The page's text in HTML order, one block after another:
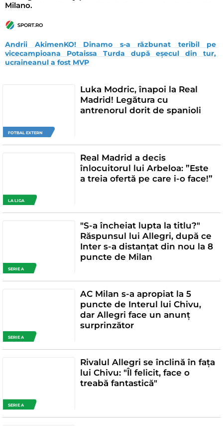
Milano.
SPORT.RO
Andrii AkimenKO! Dinamo s-a răzbunat teribil pe
vicecampioana Potaissa Turda după eșecul din tur,
ucraineanul a fost MVP
FOTBAL EXTERN
Luka Modric, înapoi la Real
Madrid! Legătura cu
antrenorul dorit de spanioli
LA LIGA
Real Madrid a decis
înlocuitorul lui Arbeloa: ”Este
a treia ofertă pe care i-o face!”
SERIE A
"S-a încheiat lupta la titlu?"
Răspunsul lui Allegri, după ce
Inter s-a distanțat din nou la 8
puncte de Milan
SERIE A
AC Milan s-a apropiat la 5
puncte de Interul lui Chivu,
dar Allegri face un anunț
surprinzător
SERIE A
Rivalul Allegri se înclină în fața
lui Chivu: "Îl felicit, face o
treabă fantastică"